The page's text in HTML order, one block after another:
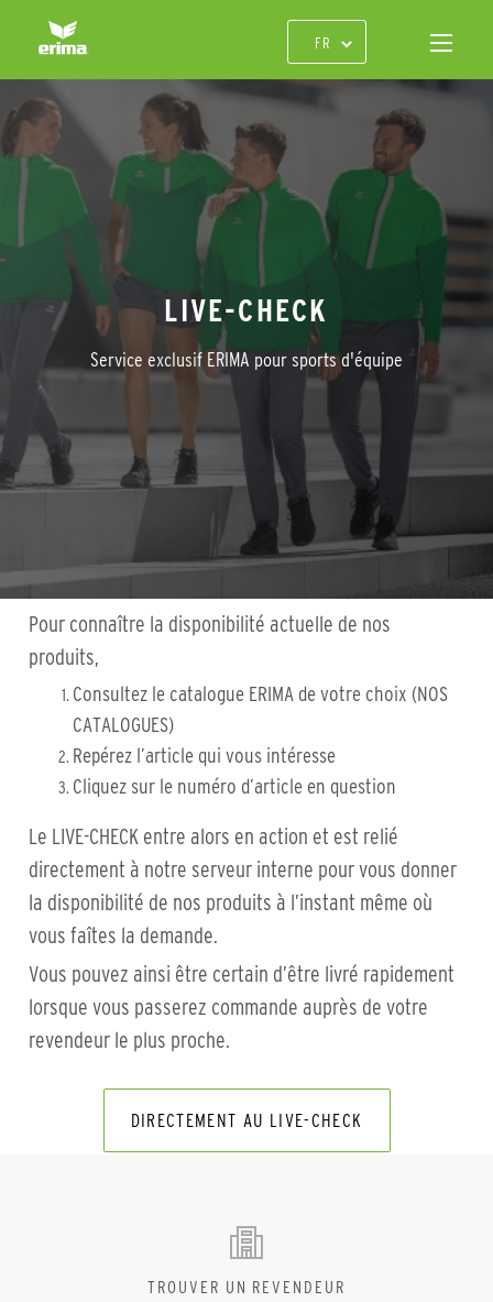
LIVE-CHECK
Service exclusif ERIMA pour sports d'équipe
Pour connaître la disponibilité actuelle de nos
produits,
Consultez le catalogue ERIMA de votre choix (NOS
CATALOGUES)
Repérez l’article qui vous intéresse
Cliquez sur le numéro d’article en question
Le LIVE-CHECK entre alors en action et est relié
directement à notre serveur interne pour vous donner
la disponibilité de nos produits à l’instant même où
vous faîtes la demande.
Vous pouvez ainsi être certain d’être livré rapidement
lorsque vous passerez commande auprès de votre
revendeur le plus proche.
DIRECTEMENT AU LIVE-CHECK
TROUVER UN REVENDEUR